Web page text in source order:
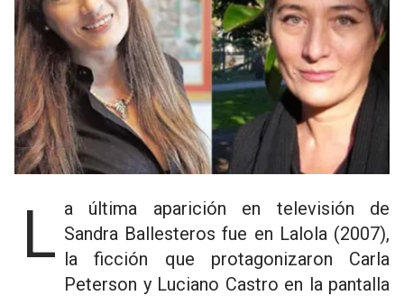
La última aparición en televisión de Sandra Ballesteros fue en Lalola (2007),
la ficción que protagonizaron Carla
Peterson y Luciano Castro en la pantalla